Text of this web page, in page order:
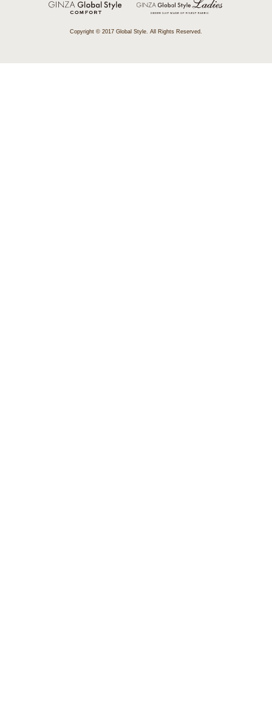
Copyright © 2017 Global Style. All Rights Reserved.